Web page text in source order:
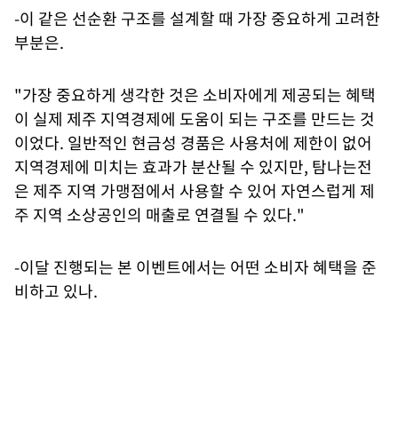
-이 같은 선순환 구조를 설계할 때 가장 중요하게 고려한
부분은.
"가장 중요하게 생각한 것은 소비자에게 제공되는 혜택
이 실제 제주 지역경제에 도움이 되는 구조를 만드는 것
이었다. 일반적인 현금성 경품은 사용처에 제한이 없어
지역경제에 미치는 효과가 분산될 수 있지만, 탐나는전
은 제주 지역 가맹점에서 사용할 수 있어 자연스럽게 제
주 지역 소상공인의 매출로 연결될 수 있다."
-이달 진행되는 본 이벤트에서는 어떤 소비자 혜택을 준
비하고 있나.